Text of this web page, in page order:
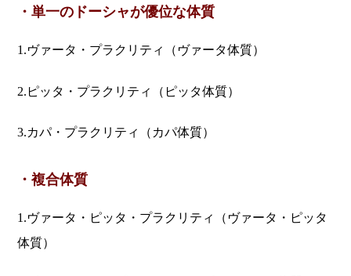
・単一のドーシャが優位な体質
1.ヴァータ・プラクリティ（ヴァータ体質）
2.ピッタ・プラクリティ（ピッタ体質）
3.カパ・プラクリティ（カパ体質）
・複合体質
1.ヴァータ・ピッタ・プラクリティ（ヴァータ・ピッタ
体質）